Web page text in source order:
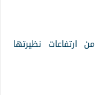
ارتفاعات نظيرتها